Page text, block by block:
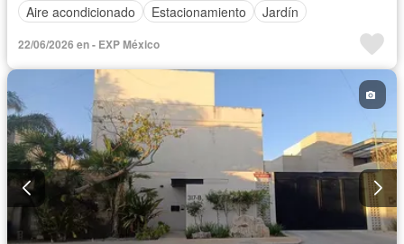
Aire acondicionado
Estacionamiento Jardín
22/06/2026 en - EXP México